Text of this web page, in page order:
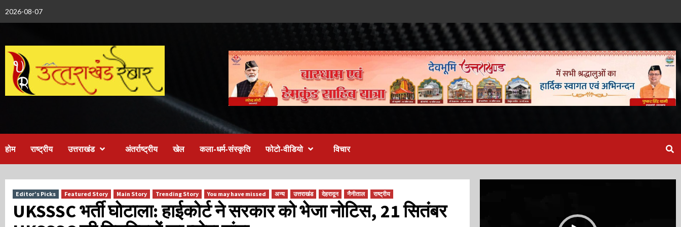
2026-08-07
होम राष्ट्रीय उत्तराखंड अंतर्राष्ट्रीय खेल कला-धर्म-संस्कृति फोटो-वीडियो विचार
Editor’s Picks Featured Story Main Story Trending Story You may have missed अन्य उत्तराखंड देहरादून नैनीताल राष्ट्रीय
UKSSSC भर्ती घोटाला: हाईकोर्ट ने सरकार को भेजा नोटिस, 21 सितंबर